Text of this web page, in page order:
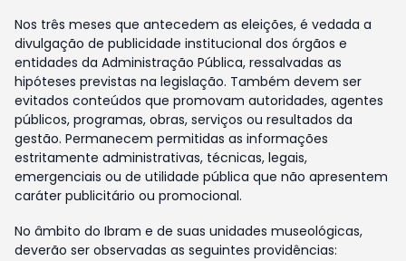
Nos três meses que antecedem as eleições, é vedada a
divulgação de publicidade institucional dos órgãos e
entidades da Administração Pública, ressalvadas as
hipóteses previstas na legislação. Também devem ser
evitados conteúdos que promovam autoridades, agentes
públicos, programas, obras, serviços ou resultados da
gestão. Permanecem permitidas as informações
estritamente administrativas, técnicas, legais,
emergenciais ou de utilidade pública que não apresentem
caráter publicitário ou promocional.
No âmbito do Ibram e de suas unidades museológicas,
deverão ser observadas as seguintes providências: